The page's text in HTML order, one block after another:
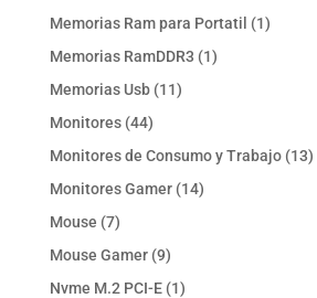
productos
Memorias Ram para Portatil 11
Memorias RamDDR3 11
Memorias Usb 1111
Monitores 4444
productos
Monitores de Consumo y Trabajo 1313
Monitores Gamer 1414
Mouse 77
productos
Mouse Gamer 99
productos
Nvme M.2 PCI-E 11